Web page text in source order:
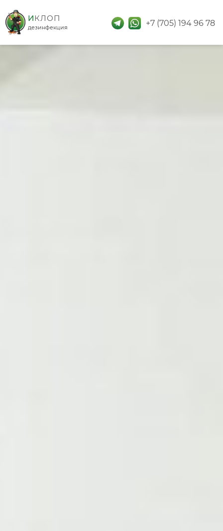
дезинфекция